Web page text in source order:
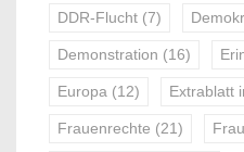
DDR-Flucht (7)
Demonstration (16)
Europa (12) Extrablatt
Frauenrechte (21)